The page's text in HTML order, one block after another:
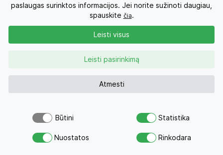
viešbutyje DUJA BODRUM su Ultra Viskas Įskaičiuota
Savo svajonių atostogoms
paslaugas surinktos informacijos. Jei norite sužinoti daugiau,
spauskite čia.
Atmesti
Leisti pasirinkimą
Leisti visus
Būtini Statistika
Nuostatos Rinkodara